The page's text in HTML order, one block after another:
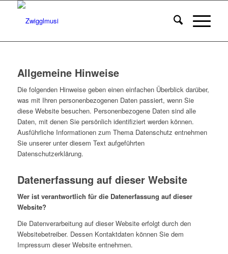
Allgemeine Hinweise
Die folgenden Hinweise geben einen einfachen Überblick darüber,
was mit Ihren personenbezogenen Daten passiert, wenn Sie
diese Website besuchen. Personenbezogene Daten sind alle
Daten, mit denen Sie persönlich identifiziert werden können.
Ausführliche Informationen zum Thema Datenschutz entnehmen
Sie unserer unter diesem Text aufgeführten
Datenschutzerklärung.
Datenerfassung auf dieser Website
Wer ist verantwortlich für die Datenerfassung auf dieser
Website?
Die Datenverarbeitung auf dieser Website erfolgt durch den
Websitebetreiber. Dessen Kontaktdaten können Sie dem
Impressum dieser Website entnehmen.